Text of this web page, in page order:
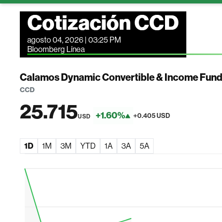
Cotización CCD
agosto 04, 2026 | 03:25 PM
Bloomberg Línea
Calamos Dynamic Convertible & Income Fund
CCD
25.715USD +1.60% +0.405 USD
1D 1M 3M YTD 1A 3A 5A